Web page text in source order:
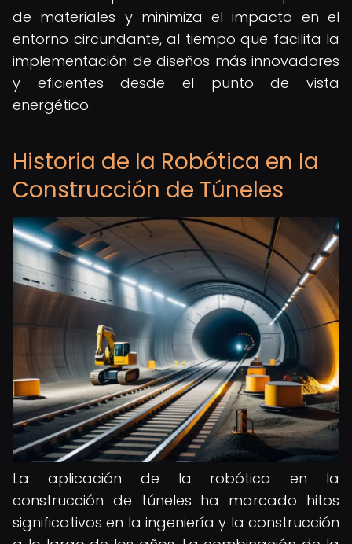
de materiales y minimiza el impacto en el
entorno circundante, al tiempo que facilita la
implementación de diseños más innovadores
y eficientes desde el punto de vista
energético.
Historia de la Robótica en la
Construcción de Túneles
La aplicación de la robótica en la
construcción de túneles ha marcado hitos
significativos en la ingeniería y la construcción